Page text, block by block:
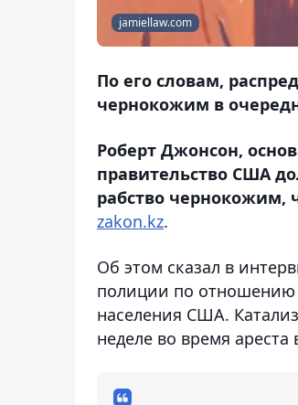
jamiellaw.com
По его словам,
чернокожим в
Роберт Джонсон,
правительство США
рабство чернокожим,
zakon.kz.
Об этом сказал в
полиции по отношению
населения США.
неделе во время